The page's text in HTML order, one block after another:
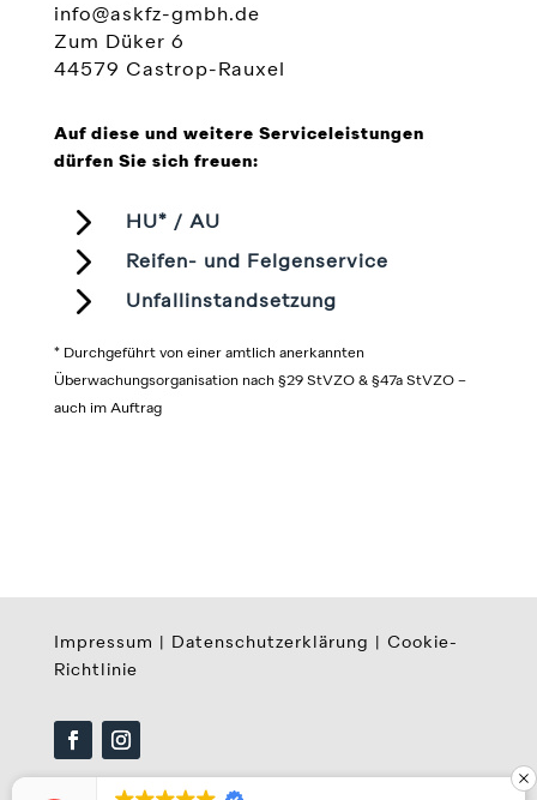
info@askfz-gmbh.de
Zum Düker 6
44579 Castrop-Rauxel
Auf diese und weitere Serviceleistungen
dürfen Sie sich freuen:
5 HU* / AU
5 Reifen- und Felgenservice
5 Unfallinstandsetzung
* Durchgeführt von einer amtlich anerkannten
Überwachungsorganisation nach §29 StVZO & §47a StVZO –
auch im Auftrag
Impressum Datenschutzerklärung
Cookie-
Richtlinie